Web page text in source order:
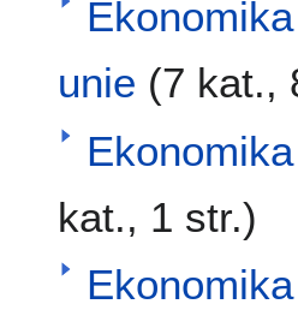
unie (7 kat.,
kat., 1 str.)